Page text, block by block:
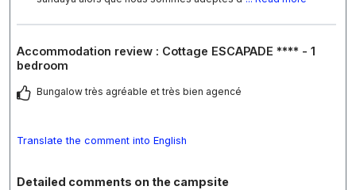
Accommodation review : Cottage ESCAPADE **** - 1
bedroom
Bungalow très agréable et très bien agencé
Translate the comment into English
Detailed comments on the campsite